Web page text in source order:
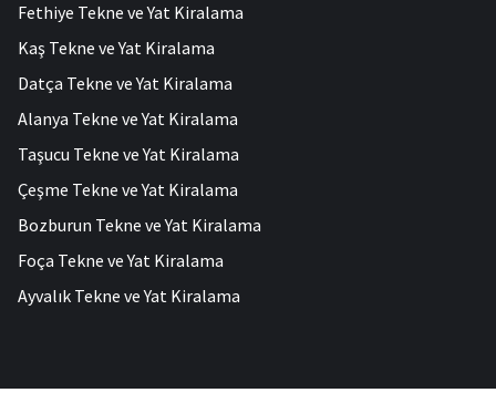
Fethiye Tekne ve Yat Kiralama
Kaş Tekne ve Yat Kiralama
Datça Tekne ve Yat Kiralama
Alanya Tekne ve Yat Kiralama
Taşucu Tekne ve Yat Kiralama
Çeşme Tekne ve Yat Kiralama
Bozburun Tekne ve Yat Kiralama
Foça Tekne ve Yat Kiralama
Ayvalık Tekne ve Yat Kiralama